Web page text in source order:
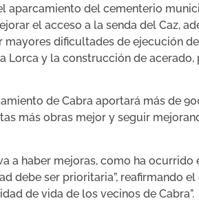
aparcamiento del cementerio
el acceso a la senda del Caz,
dificultades de ejecución
Lorca y la construcción de
de Cabra aportará más de
más obras mejor y seguir
a haber mejoras, como ha
ser prioritaria”, reafirmando
de vida de los vecinos de Cabra”.